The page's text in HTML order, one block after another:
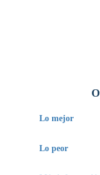
Lo mejor
Tiene más de
Lo peor